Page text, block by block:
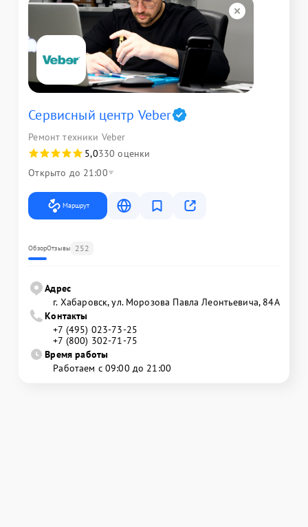
Сервисный центр Veber
Ремонт техники Veber
5,0330 оценки
Открыто до 21:00
Маршрут
ОбзорОтзывы 252
Адрес
г. Хабаровск, ул. Морозова Павла Леонтьевича, 84А
Контакты
+7 (495) 023-73-25
+7 (800) 302-71-75
Время работы
Работаем с 09:00 до 21:00